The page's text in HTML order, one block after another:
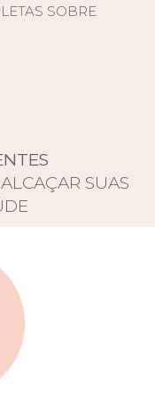
SOBRE
SUAS